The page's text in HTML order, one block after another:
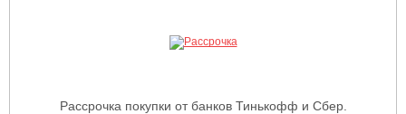
Рассрочка покупки от банков Тинькофф и Сбер.